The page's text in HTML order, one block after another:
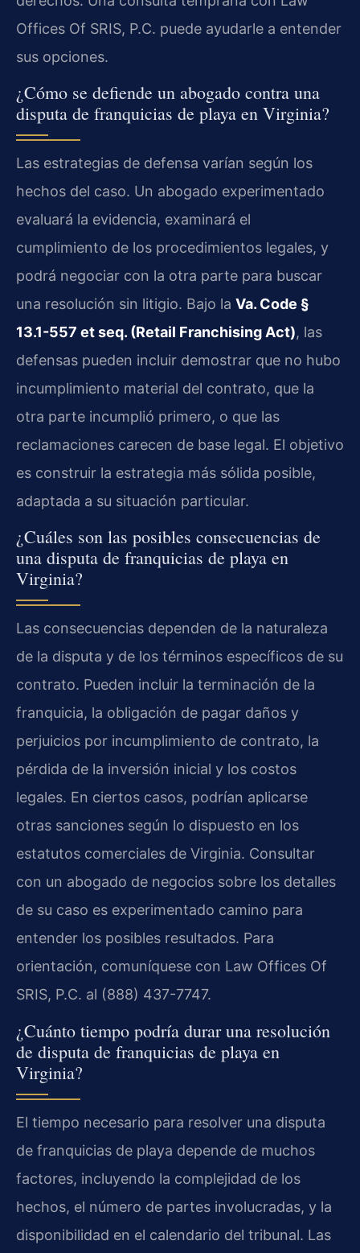
Offices Of SRIS, P.C. puede ayudarle a entender
sus opciones.
¿Cómo se defiende un abogado contra una
disputa de franquicias de playa en Virginia?
Las estrategias de defensa varían según los
hechos del caso. Un abogado experimentado
evaluará la evidencia, examinará el
cumplimiento de los procedimientos legales, y
podrá negociar con la otra parte para buscar
una resolución sin litigio. Bajo la Va. Code §
13.1-557 et seq. (Retail Franchising Act), las
defensas pueden incluir demostrar que no hubo
incumplimiento material del contrato, que la
otra parte incumplió primero, o que las
reclamaciones carecen de base legal. El objetivo
es construir la estrategia más sólida posible,
adaptada a su situación particular.
¿Cuáles son las posibles consecuencias de
una disputa de franquicias de playa en
Virginia?
Las consecuencias dependen de la naturaleza
de la disputa y de los términos específicos de su
contrato. Pueden incluir la terminación de la
franquicia, la obligación de pagar daños y
perjuicios por incumplimiento de contrato, la
pérdida de la inversión inicial y los costos
legales. En ciertos casos, podrían aplicarse
otras sanciones según lo dispuesto en los
estatutos comerciales de Virginia. Consultar
con un abogado de negocios sobre los detalles
de su caso es experimentado camino para
entender los posibles resultados. Para
orientación, comuníquese con Law Offices Of
SRIS, P.C. al (888) 437-7747.
¿Cuánto tiempo podría durar una resolución
de disputa de franquicias de playa en
Virginia?
El tiempo necesario para resolver una disputa
de franquicias de playa depende de muchos
factores, incluyendo la complejidad de los
hechos, el número de partes involucradas, y la
disponibilidad en el calendario del tribunal. Las